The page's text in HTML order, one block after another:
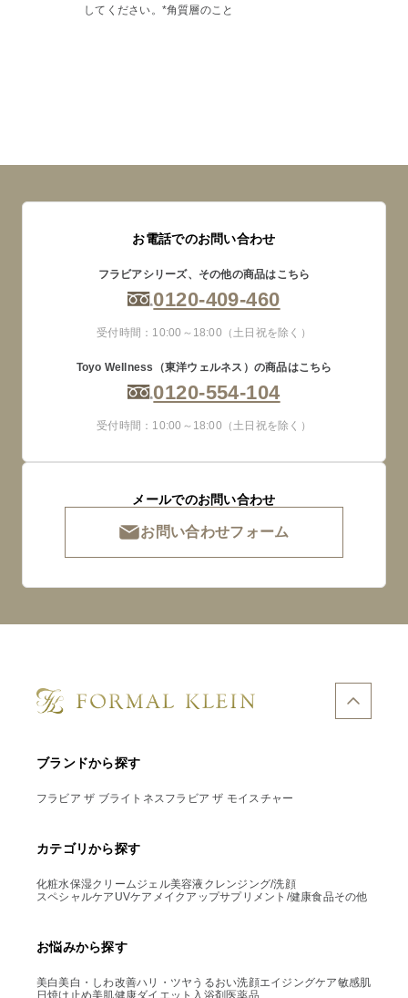
してください。*角質層のこと
お電話でのお問い合わせ
フラビアシリーズ、その他の商品はこちら
0120-409-460
受付時間：10:00～18:00（土日祝を除く）
Toyo Wellness（東洋ウェルネス）の商品はこちら
0120-554-104
受付時間：10:00～18:00（土日祝を除く）
メールでのお問い合わせ
お問い合わせフォーム
ブランドから探す
フラビア ザ ブライトネスフラビア ザ モイスチャー
カテゴリから探す
化粧水保湿クリームジェル美容液 クレンジング/洗顔
スペシャルケア UVケア メイクアップサプリメント/健康食品その他
お悩みから探す
美白美白・しわ改善ハリ・ツヤ うるおい洗顔エイジングケア敏感肌
日焼け止め美肌健康ダイエット 入浴剤 医薬品